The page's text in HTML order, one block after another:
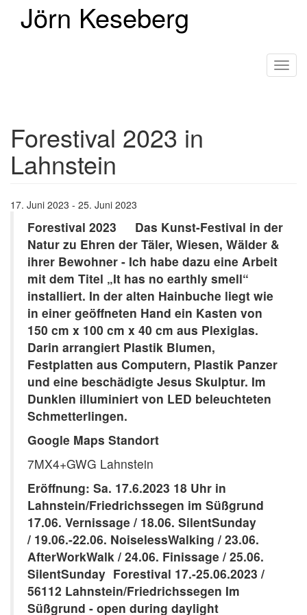
Jörn Keseberg
Forestival 2023 in
Lahnstein
17. Juni 2023 - 25. Juni 2023
Forestival 2023 Das Kunst-Festival in der
Natur zu Ehren der Täler, Wiesen, Wälder &
ihrer Bewohner - Ich habe dazu eine Arbeit
mit dem Titel „It has no earthly smell“
installiert. In der alten Hainbuche liegt wie
in einer geöffneten Hand ein Kasten von
150 cm x 100 cm x 40 cm aus Plexiglas.
Darin arrangiert Plastik Blumen,
Festplatten aus Computern, Plastik Panzer
und eine beschädigte Jesus Skulptur. Im
Dunklen illuminiert von LED beleuchteten
Schmetterlingen.
Google Maps Standort
7MX4+GWG Lahnstein
Eröffnung: Sa. 17.6.2023 18 Uhr in
Lahnstein/Friedrichssegen im Süßgrund
17.06. Vernissage / 18.06. SilentSunday
/ 19.06.-22.06. NoiselessWalking / 23.06.
AfterWorkWalk / 24.06. Finissage / 25.06.
SilentSunday Forestival 17.-25.06.2023 /
56112 Lahnstein/Friedrichssegen Im
Süßgrund - open during daylight